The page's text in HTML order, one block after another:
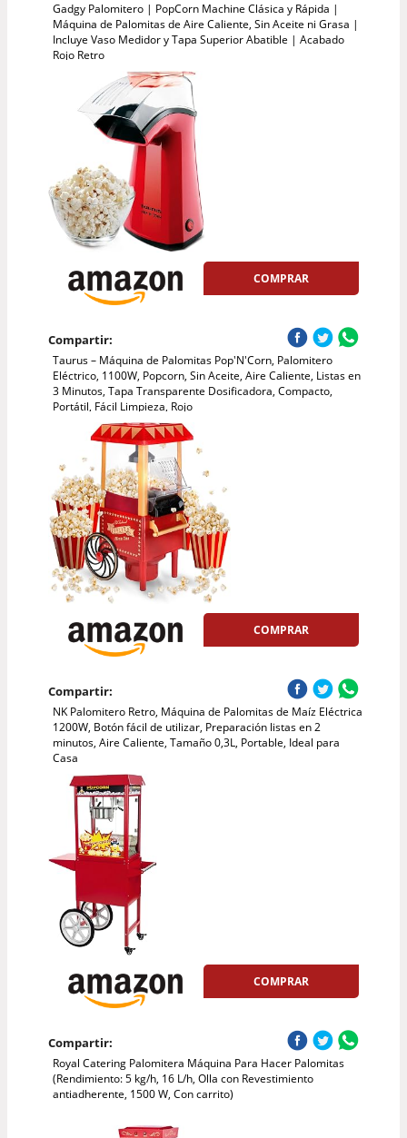
Gadgy Palomitero | PopCorn Machine Clásica y Rápida |
Máquina de Palomitas de Aire Caliente, Sin Aceite ni Grasa |
Incluye Vaso Medidor y Tapa Superior Abatible | Acabado
Rojo Retro
COMPRAR
Compartir:
Taurus – Máquina de Palomitas Pop'N'Corn, Palomitero
Eléctrico, 1100W, Popcorn, Sin Aceite, Aire Caliente, Listas en
3 Minutos, Tapa Transparente Dosificadora, Compacto,
Portátil, Fácil Limpieza, Rojo
COMPRAR
Compartir:
NK Palomitero Retro, Máquina de Palomitas de Maíz Eléctrica
1200W, Botón fácil de utilizar, Preparación listas en 2
minutos, Aire Caliente, Tamaño 0,3L, Portable, Ideal para
Casa
COMPRAR
Compartir:
Royal Catering Palomitera Máquina Para Hacer Palomitas
(Rendimiento: 5 kg/h, 16 L/h, Olla con Revestimiento
antiadherente, 1500 W, Con carrito)